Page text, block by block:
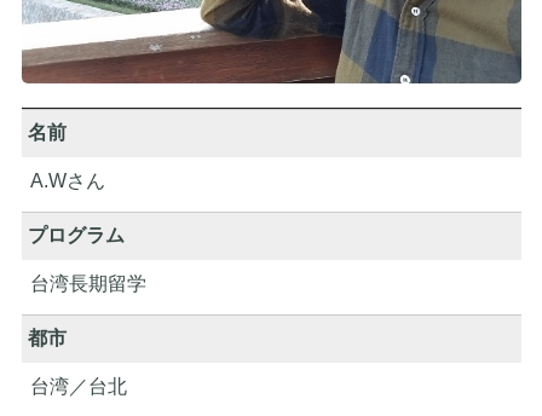
名前
A.Wさん
プログラム
台湾長期留学
都市
台湾／台北